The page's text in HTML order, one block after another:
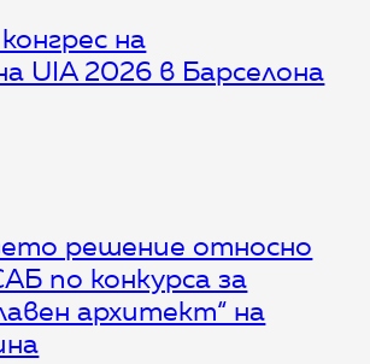
на
UIA 2026 в Барселона
решение относно
по конкурса за
архитект“ на